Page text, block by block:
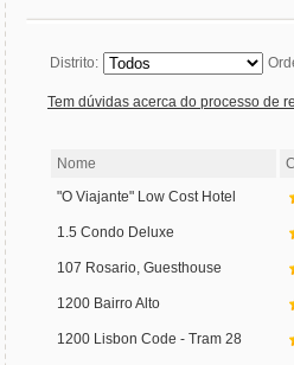
Distrito:
Tem dúvidas acerca do processo de
Nome
"O Viajante" Low Cost Hotel
1.5 Condo Deluxe
107 Rosario, Guesthouse
1200 Bairro Alto
1200 Lisbon Code - Tram 28